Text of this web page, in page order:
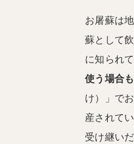
お屠蘇は
蘇として
に知られ
使う場合
け）」で
産されて
受け継い